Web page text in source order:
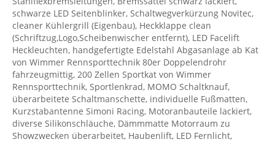
schwarze LED Seitenblinker, Schaltwegverkürzung Novitec,
cleaner Kühlergrill (Eigenbau), Heckklappe clean
(Schriftzug,Logo,Scheibenwischer entfernt), LED Facelift
Heckleuchten, handgefertigte Edelstahl Abgasanlage ab Kat
von Wimmer Rennsporttechnik 80er Doppelendrohr
fahrzeugmittig, 200 Zellen Sportkat von Wimmer
Rennsporttechnik, Sportlenkrad, MOMO Schaltknauf,
überarbeitete Schaltmanschette, individuelle Fußmatten,
Kurzstabantenne Simoni Racing, Motoranbauteile lackiert,
diverse Silikonschläuche, Dämmmatte Motorraum zu
Showzwecken überarbeitet, Haubenlift, LED Fernlicht,